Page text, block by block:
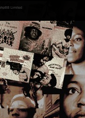
Limited